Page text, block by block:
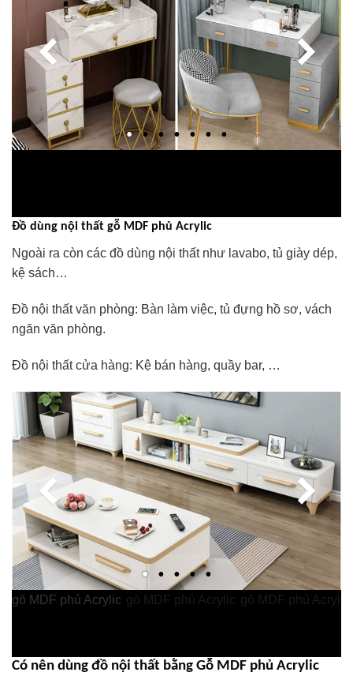
Đồ dùng nội thất gỗ MDF phủ Acrylic
Ngoài ra còn các đồ dùng nội thất như lavabo, tủ giày dép,
kệ sách…
Đồ nội thất văn phòng: Bàn làm việc, tủ đựng hồ sơ, vách
ngăn văn phòng.
Đồ nội thất cửa hàng: Kệ bán hàng, quầy bar, …
Có nên dùng đồ nội thất bằng Gỗ MDF phủ Acrylic